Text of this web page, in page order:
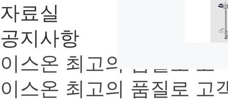
자료실
공지사항
이스온 최고의 품질로 고
이스온 최고의 품질로 고